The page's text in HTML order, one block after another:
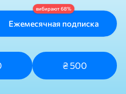
Ежемесячная подписка
₴ 500